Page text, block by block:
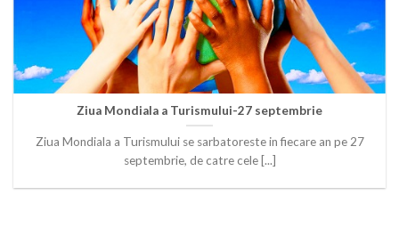
Ziua Mondiala a Turismului-27 septembrie
Ziua Mondiala a Turismului se sarbatoreste in fiecare an pe 27
septembrie, de catre cele [...]